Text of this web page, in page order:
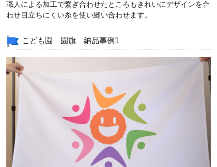
職人による加工で繋ぎ合わせたところもきれいにデザインを合
わせ目立ちにくい糸を使い縫い合わせます。
こども園 園旗 納品事例1